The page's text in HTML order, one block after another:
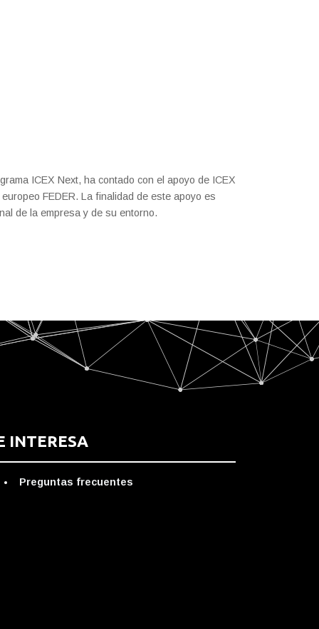
ICEX Next, ha contado con el apoyo de ICEX
FEDER. La finalidad de este apoyo es
de la empresa y de su entorno.
INTERESA
Preguntas frecuentes